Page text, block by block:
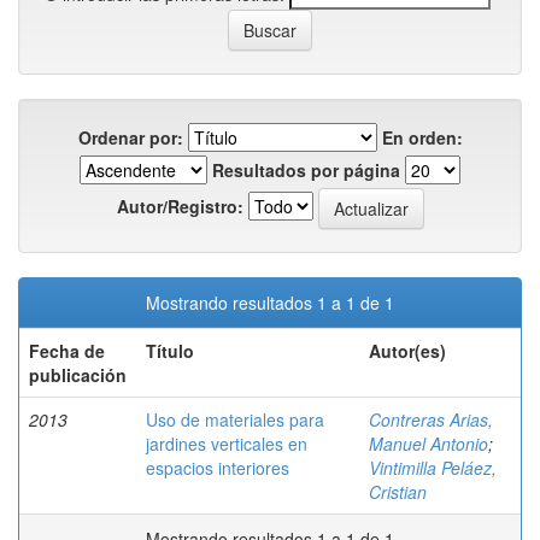
Ordenar por:
En orden:
Resultados por página
Autor/Registro:
Mostrando resultados 1 a 1 de 1
Fecha de
publicación
Título Autor(es)
2013
Uso de materiales para
jardines verticales en
espacios interiores
Contreras Arias,
Manuel Antonio;
Vintimilla Peláez,
Cristian